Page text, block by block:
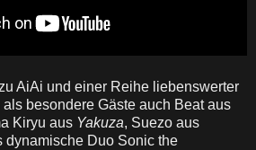
AiAi und einer Reihe liebenswerter
besondere Gäste auch Beat aus
Kiryu aus Yakuza, Suezo aus
dynamische Duo Sonic the